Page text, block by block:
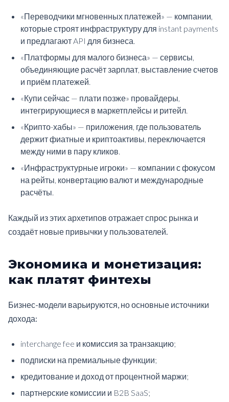
«Переводчики мгновенных платежей» — компании,
которые строят инфраструктуру для instant payments
и предлагают API для бизнеса.
«Платформы для малого бизнеса» — сервисы,
объединяющие расчёт зарплат, выставление счетов
и приём платежей.
«Купи сейчас — плати позже» провайдеры,
интегрирующиеся в маркетплейсы и ритейл.
«Крипто-хабы» — приложения, где пользователь
держит фиатные и криптоактивы, переключается
между ними в пару кликов.
«Инфраструктурные игроки» — компании с фокусом
на рейты, конвертацию валют и международные
расчёты.
Каждый из этих архетипов отражает спрос рынка и
создаёт новые привычки у пользователей.
Экономика и монетизация:
как платят финтехы
Бизнес-модели варьируются, но основные источники
дохода:
interchange fee и комиссия за транзакцию;
подписки на премиальные функции;
кредитование и доход от процентной маржи;
партнерские комиссии и B2B SaaS;